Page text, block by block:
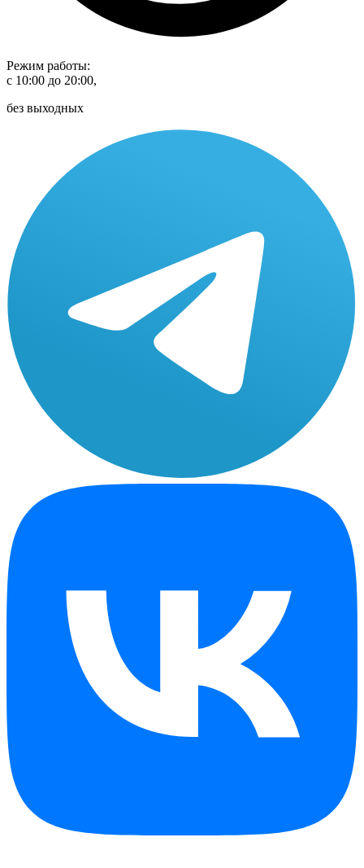
Режим работы:
с 10:00 до 20:00,
без выходных